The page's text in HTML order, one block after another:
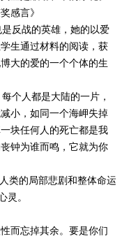
感言》
反战的英雄，她的以爱
生通过材料的阅读，获
大的爱的一个个体的生
个人都是大陆的一片，
小，如同一个海岬失掉
块任何人的死亡都是我
钟为谁而鸣，它就为你
类的局部悲剧和整体命运
灵。
而忘掉其余。要是你们